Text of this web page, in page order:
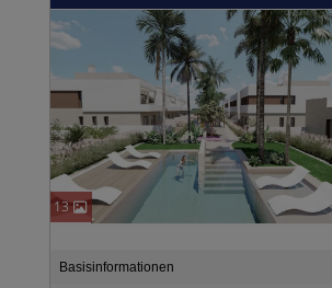
13
Basisinformationen